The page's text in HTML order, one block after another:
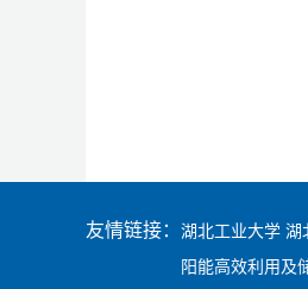
友情链接： 湖北工业大学 湖
阳能高效利用及